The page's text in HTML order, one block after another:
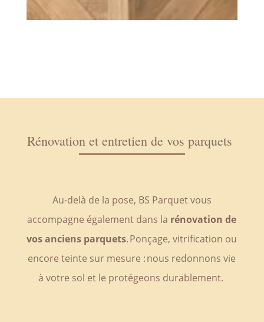
Rénovation et entretien de vos parquets
Au-delà de la pose, BS Parquet vous
accompagne également dans la rénovation de
vos anciens parquets. Ponçage, vitrification ou
encore teinte sur mesure : nous redonnons vie
à votre sol et le protégeons durablement.